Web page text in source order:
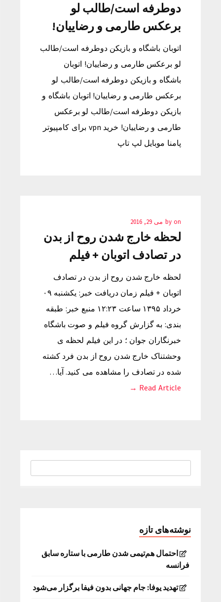
دوطرفه است/طالب لو
برعکس طارمی و رضاییان!
اتوبان باشگاه و بازیکن دوطرفه است/طالب
لو برعکس طارمی و رضاییان! اتوبان
باشگاه و بازیکن دوطرفه است/طالب لو
برعکس طارمی و رضاییان! اتوبان باشگاه و
بازیکن دوطرفه است/طالب لو برعکس
طارمی و رضاییان! خرید vpn برای کامپیوتر
پامنا موبایل لپ تاپ
by on می 29, 2016
لحظه خارج شدن روح از بدن
در تصادف اتوبان + فیلم
لحظه خارج شدن روح از بدن در تصادف
اتوبان + فیلم زمان دریافت خبر: یکشنبه ۰۹
خرداد ۱۳۹۵ ساعت ۱۲:۲۳ منبع خبر: طبقه
بندی: به گزارش گروه فیلم و صوت باشگاه
خبرنگاران جوان ؛ در این فیلم لحظه ی
وحشتناک خارج شدن روح از بدن فرد کشته
شده در تصادف را مشاهده می کنید. آیا…
Read Article →
نوشته‌های تازه
احتمال هم‌تیمی شدن طارمی با ستاره سابق
فرانسه
تهدید یوفا: جام جهانی بدون فیفا برگزار می‌شود